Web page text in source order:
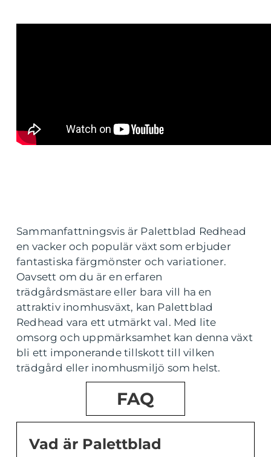
Sammanfattningsvis är Palettblad Redhead
en vacker och populär växt som erbjuder
fantastiska färgmönster och variationer.
Oavsett om du är en erfaren
trädgårdsmästare eller bara vill ha en
attraktiv inomhusväxt, kan Palettblad
Redhead vara ett utmärkt val. Med lite
omsorg och uppmärksamhet kan denna växt
bli ett imponerande tillskott till vilken
trädgård eller inomhusmiljö som helst.
FAQ
Vad är Palettblad